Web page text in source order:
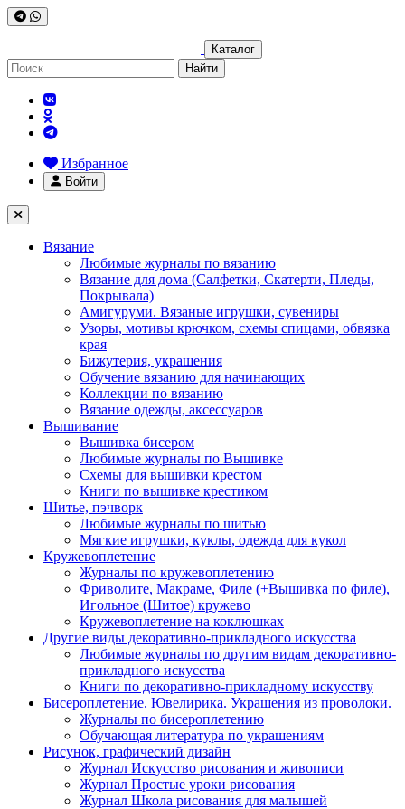
Каталог
Найти
Избранное
Войти
Вязание
Любимые журналы по вязанию
Вязание для дома (Салфетки, Скатерти, Пледы,
Покрывала)
Амигуруми. Вязаные игрушки, сувениры
Узоры, мотивы крючком, схемы спицами, обвязка
края
Бижутерия, украшения
Обучение вязанию для начинающих
Коллекции по вязанию
Вязание одежды, аксессуаров
Вышивание
Вышивка бисером
Любимые журналы по Вышивке
Схемы для вышивки крестом
Книги по вышивке крестиком
Шитье, пэчворк
Любимые журналы по шитью
Мягкие игрушки, куклы, одежда для кукол
Кружевоплетение
Журналы по кружевоплетению
Фриволите, Макраме, Филе (+Вышивка по филе),
Игольное (Шитое) кружево
Кружевоплетение на коклюшках
Другие виды декоративно-прикладного искусства
Любимые журналы по другим видам декоративно-
прикладного искусства
Книги по декоративно-прикладному искусству
Бисероплетение. Ювелирика. Украшения из проволоки.
Журналы по бисероплетению
Обучающая литература по украшениям
Рисунок, графический дизайн
Журнал Искусство рисования и живописи
Журнал Простые уроки рисования
Журнал Школа рисования для малышей